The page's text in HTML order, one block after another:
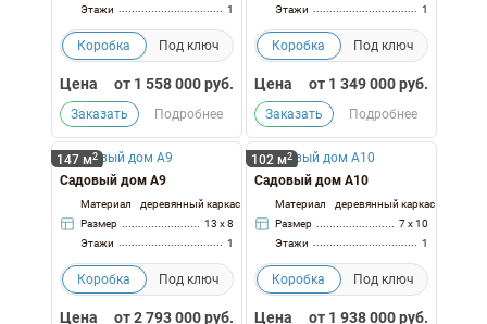
Этажи
1
Коробка Под ключ
Цена от 1 558 000руб.
Заказать Подробнее
Этажи
1
Коробка Под ключ
Цена от 1 349 000руб.
Заказать Подробнее
147 м2
Садовый дом А9
Материал
деревянный каркас
Размер
13 x 8
Этажи
1
Коробка Под ключ
Цена от2 793 000руб.
102 м2
Садовый дом А10
Материал
деревянный каркас
Размер
7 x 10
Этажи
1
Коробка Под ключ
Цена от 1 938 000руб.